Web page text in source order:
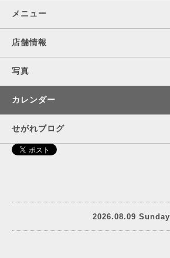
メニュー
店舗情報
写真
カレンダー
せがれブログ
2026.08.09 Sunday